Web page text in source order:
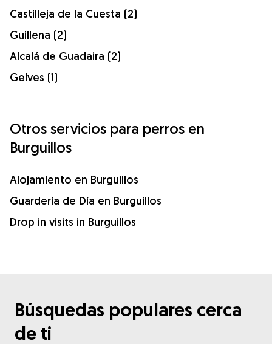
Castilleja de la Cuesta (2)
Guillena (2)
Alcalá de Guadaira (2)
Gelves (1)
Otros servicios para perros en
Burguillos
Alojamiento en Burguillos
Guardería de Día en Burguillos
Drop in visits in Burguillos
Búsquedas populares cerca
de ti